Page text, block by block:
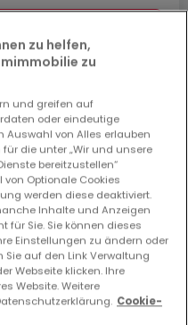
einer
zu helfen,
zu
und greifen auf
oder eindeutige
Auswahl von Alles erlauben
die unter „Wir und unsere
bereitzustellen“
Optionale Cookies
werden diese deaktiviert.
Inhalte und Anzeigen
für Sie. Sie können dieses
Einstellungen zu ändern oder
Sie auf den Link Verwaltung
Webseite klicken. Ihre
Website. Weitere
Cookie-